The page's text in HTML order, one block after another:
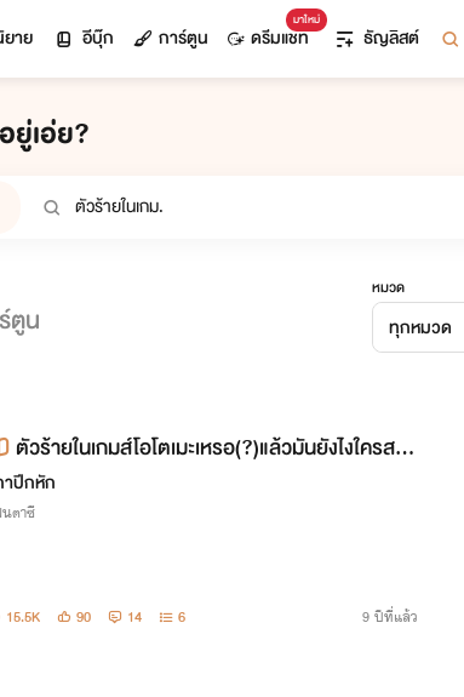
าย อีบุ๊ก การ์ตูน
มาใหม่
ดรีมแชท ธัญลิสต์
ยู่เอ่ย?
ตูน
หมวด
ทุกหมวด
ตัวร้ายในเกมส์โอโตเมะเหรอ(?)แล้วมันยังไงใครสน
ปีกหัก
ตาซี
15.5K 90 14 6 9 ปีที่แล้ว